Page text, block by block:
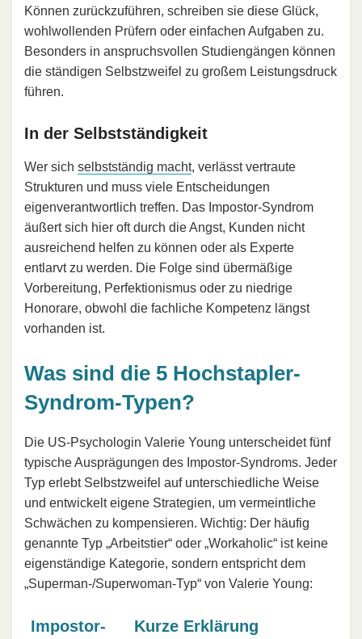
Können zurückzuführen, schreiben sie diese Glück,
wohlwollenden Prüfern oder einfachen Aufgaben zu.
Besonders in anspruchsvollen Studiengängen können
die ständigen Selbstzweifel zu großem Leistungsdruck
führen.
In der Selbstständigkeit
Wer sich selbstständig macht, verlässt vertraute
Strukturen und muss viele Entscheidungen
eigenverantwortlich treffen. Das Impostor-Syndrom
äußert sich hier oft durch die Angst, Kunden nicht
ausreichend helfen zu können oder als Experte
entlarvt zu werden. Die Folge sind übermäßige
Vorbereitung, Perfektionismus oder zu niedrige
Honorare, obwohl die fachliche Kompetenz längst
vorhanden ist.
Was sind die 5 Hochstapler-
Syndrom-Typen?
Die US-Psychologin Valerie Young unterscheidet fünf
typische Ausprägungen des Impostor-Syndroms. Jeder
Typ erlebt Selbstzweifel auf unterschiedliche Weise
und entwickelt eigene Strategien, um vermeintliche
Schwächen zu kompensieren. Wichtig: Der häufig
genannte Typ „Arbeitstier“ oder „Workaholic“ ist keine
eigenständige Kategorie, sondern entspricht dem
„Superman-/Superwoman-Typ“ von Valerie Young:
Impostor-
Kurze Erklärung